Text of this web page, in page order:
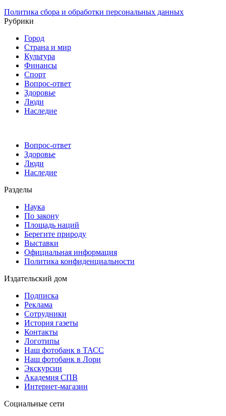
Политика сбора и обработки персональных данных
Рубрики
Город
Страна и мир
Культура
Финансы
Спорт
Вопрос-ответ
Здоровье
Люди
Наследие
Вопрос-ответ
Здоровье
Люди
Наследие
Разделы
Наука
По закону
Площадь наций
Берегите природу
Выставки
Официальная информация
Политика конфиденциальности
Издательский дом
Подписка
Реклама
Сотрудники
История газеты
Контакты
Логотипы
Наш фотобанк в ТАСС
Наш фотобанк в Лори
Экскурсии
Академия СПВ
Интернет-магазин
Социальные сети